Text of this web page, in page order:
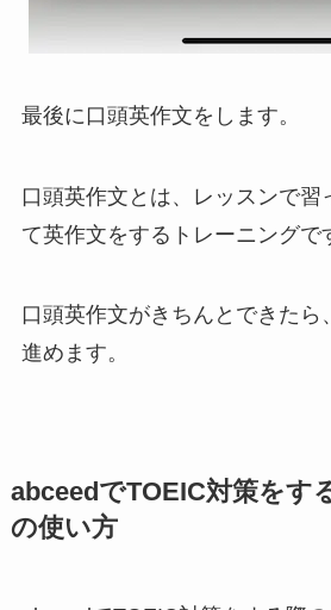
最後に口頭英作文をします。
口頭英作文とは、レッスンで習
て英作文をするトレーニングで
口頭英作文がきちんとできたら
進めます。
abceedでTOEIC対策をす
の使い方